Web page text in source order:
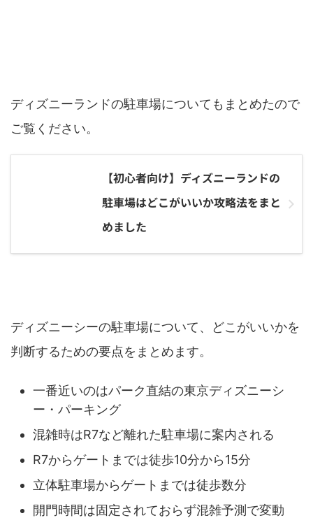
ディズニーランドの駐車場についてもまとめたので
ご覧ください。
【初心者向け】ディズニーランドの
駐車場はどこがいいか攻略法をまと
めました
ディズニーシーの駐車場について、どこがいいかを
判断するための要点をまとめます。
一番近いのはパーク直結の東京ディズニーシ
ー・パーキング
混雑時はR7など離れた駐車場に案内される
R7からゲートまでは徒歩10分から15分
立体駐車場からゲートまでは徒歩数分
開門時間は固定されておらず混雑予測で変動